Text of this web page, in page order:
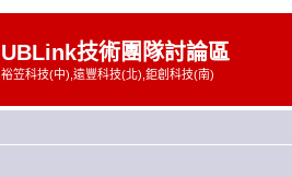
UBLink技術團隊討論區
裕笠科技(中),遠豐科技(北),鉅創科技(南)